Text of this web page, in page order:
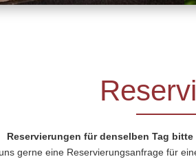
Reservierungen für denselben Tag
gerne eine Reservierungsanfrage für